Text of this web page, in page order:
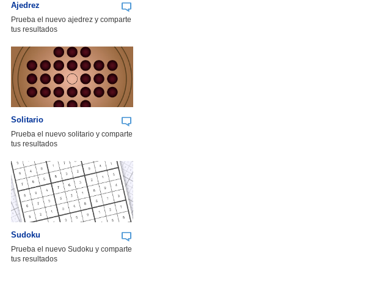
Ajedrez
Prueba el nuevo ajedrez y comparte
tus resultados
Solitario
Prueba el nuevo solitario y comparte
tus resultados
Sudoku
Prueba el nuevo Sudoku y comparte
tus resultados